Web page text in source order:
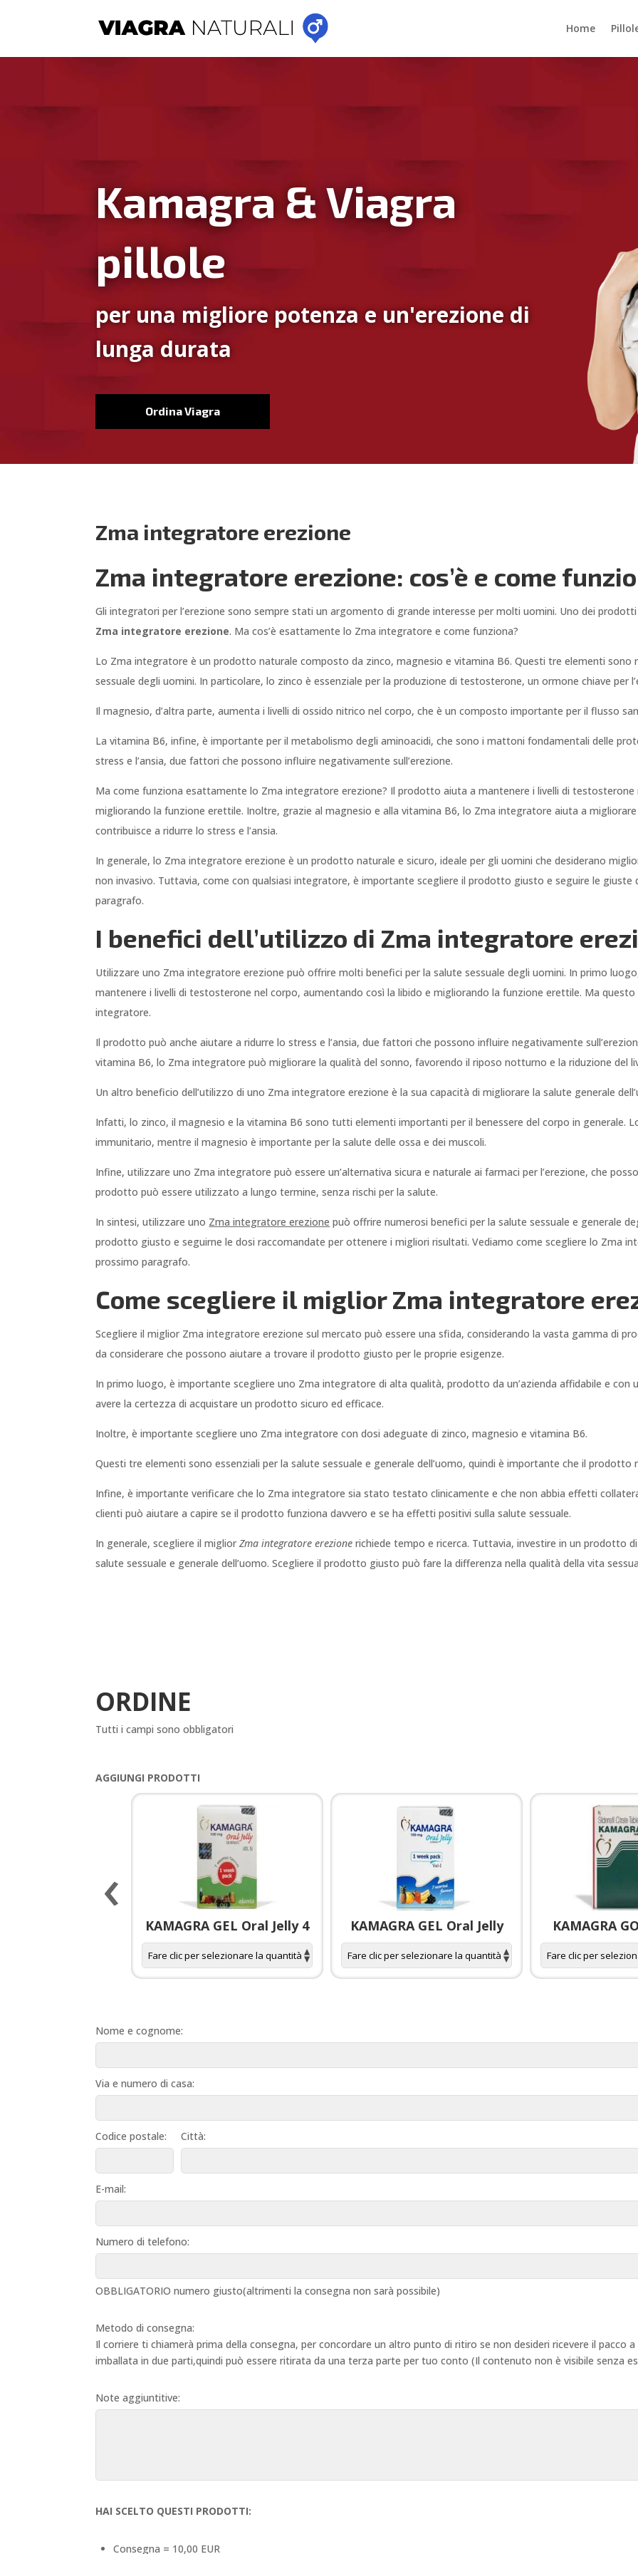
Home
Kamagra & Viagra
pillole
per una migliore potenza e un'erezione di
lunga durata
Ordina Viagra
Zma integratore erezione
Zma integratore erezione: cos’è e come
Gli integratori per l’erezione sono sempre stati un argomento di grande interesse per molti uomini. Uno dei
Zma integratore erezione. Ma cos’è esattamente lo Zma integratore e come funziona?
Lo Zma integratore è un prodotto naturale composto da zinco, magnesio e vitamina B6. Questi tre elementi sono
sessuale degli uomini. In particolare, lo zinco è essenziale per la produzione di testosterone, un ormone chiave per
Il magnesio, d’altra parte, aumenta i livelli di ossido nitrico nel corpo, che è un composto importante per il flusso
La vitamina B6, infine, è importante per il metabolismo degli aminoacidi, che sono i mattoni fondamentali delle
stress e l’ansia, due fattori che possono influire negativamente sull’erezione.
Ma come funziona esattamente lo Zma integratore erezione? Il prodotto aiuta a mantenere i livelli di testosterone
migliorando la funzione erettile. Inoltre, grazie al magnesio e alla vitamina B6, lo Zma integratore aiuta a
contribuisce a ridurre lo stress e l’ansia.
In generale, lo Zma integratore erezione è un prodotto naturale e sicuro, ideale per gli uomini che desiderano
non invasivo. Tuttavia, come con qualsiasi integratore, è importante scegliere il prodotto giusto e seguire le giuste
paragrafo.
I benefici dell’utilizzo di Zma integratore
Utilizzare uno Zma integratore erezione può offrire molti benefici per la salute sessuale degli uomini. In primo
mantenere i livelli di testosterone nel corpo, aumentando così la libido e migliorando la funzione erettile. Ma questo
integratore.
Il prodotto può anche aiutare a ridurre lo stress e l’ansia, due fattori che possono influire negativamente
vitamina B6, lo Zma integratore può migliorare la qualità del sonno, favorendo il riposo notturno e la riduzione del
Un altro beneficio dell’utilizzo di uno Zma integratore erezione è la sua capacità di migliorare la salute generale
Infatti, lo zinco, il magnesio e la vitamina B6 sono tutti elementi importanti per il benessere del corpo in generale.
immunitario, mentre il magnesio è importante per la salute delle ossa e dei muscoli.
Infine, utilizzare uno Zma integratore può essere un’alternativa sicura e naturale ai farmaci per l’erezione, che
prodotto può essere utilizzato a lungo termine, senza rischi per la salute.
In sintesi, utilizzare uno Zma integratore erezione può offrire numerosi benefici per la salute sessuale e generale
prodotto giusto e seguirne le dosi raccomandate per ottenere i migliori risultati. Vediamo come scegliere lo Zma
prossimo paragrafo.
Come scegliere il miglior Zma integratore
Scegliere il miglior Zma integratore erezione sul mercato può essere una sfida, considerando la vasta gamma di
da considerare che possono aiutare a trovare il prodotto giusto per le proprie esigenze.
In primo luogo, è importante scegliere uno Zma integratore di alta qualità, prodotto da un’azienda affidabile e con
avere la certezza di acquistare un prodotto sicuro ed efficace.
Inoltre, è importante scegliere uno Zma integratore con dosi adeguate di zinco, magnesio e vitamina B6.
Questi tre elementi sono essenziali per la salute sessuale e generale dell’uomo, quindi è importante che il
Infine, è importante verificare che lo Zma integratore sia stato testato clinicamente e che non abbia effetti
clienti può aiutare a capire se il prodotto funziona davvero e se ha effetti positivi sulla salute sessuale.
In generale, scegliere il migliorZma integratore erezione richiede tempo e ricerca. Tuttavia, investire in un prodotto
salute sessuale e generale dell’uomo. Scegliere il prodotto giusto può fare la differenza nella qualità della vita
ORDINE
Tutti i campi sono obbligatori
AGGIUNGI PRODOTTI
KAMAGRA GEL Oral Jelly 4 KAMAGRA GEL Oral Jelly KAMAGRA
‹
Nome e cognome:
Via e numero di casa:
Codice postale: Città:
E-mail:
Numero di telefono:
OBBLIGATORIO numero giusto(altrimenti la consegna non sarà possibile)
Metodo di consegna:
Il corriere ti chiamerà prima della consegna, per concordare un altro punto di ritiro se non desideri ricevere il pacco
imballata in due parti,quindi può essere ritirata da una terza parte per tuo conto (Il contenuto non è visibile senza
Note aggiuntitive:
HAI SCELTO QUESTI PRODOTTI:
Consegna = 10,00 EUR